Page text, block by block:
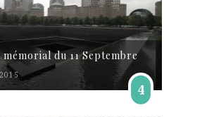
mémorial du 11 Septembre
4